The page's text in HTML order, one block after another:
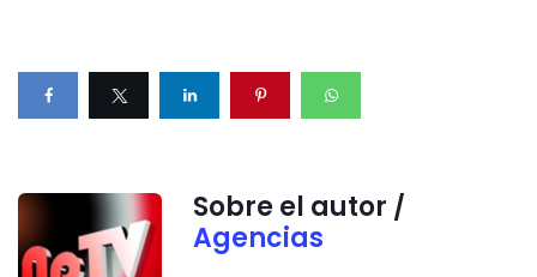
Sobre el autor /
Agencias